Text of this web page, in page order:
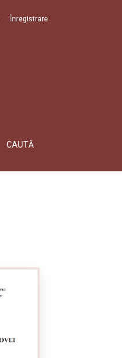
CAUTĂ
Înregistrare